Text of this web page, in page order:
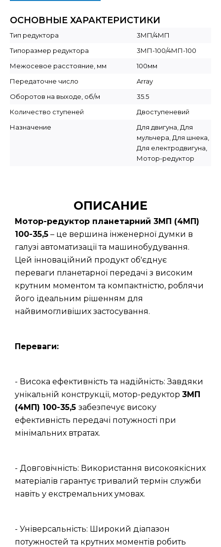
ОСНОВНЫЕ ХАРАКТЕРИСТИКИ
Тип редуктора
3МП/4МП
Типоразмер редуктора
3МП-100/4МП-100
Межосевое расстояние, мм
100мм
Передаточне число
Array
Оборотов на выходе, об/м
35.5
Количество ступеней
Двоступеневий
Назначение
Для двигуна, Для
мульчера, Для шнека,
Для електродвигуна,
Мотор-редуктор
ОПИСАНИЕ
Мотор-редуктор планетарний 3МП (4МП)
100-35,5 – це вершина інженерної думки в
галузі автоматизації та машинобудування.
Цей інноваційний продукт об'єднує
переваги планетарної передачі з високим
крутним моментом та компактністю, роблячи
його ідеальним рішенням для
найвимогливіших застосування.
Переваги:
- Висока ефективність та надійність: Завдяки
унікальній конструкції, мотор-редуктор 3МП
(4МП) 100-35,5 забезпечує високу
ефективність передачі потужності при
мінімальних втратах.
- Довговічність: Використання високоякісних
матеріалів гарантує тривалий термін служби
навіть у екстремальних умовах.
- Універсальність: Широкий діапазон
потужностей та крутних моментів робить